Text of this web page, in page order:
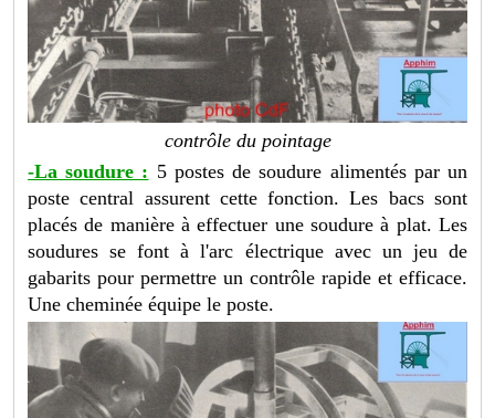
contrôle du pointage
-La soudure : 5 postes de soudure alimentés par un
poste central assurent cette fonction. Les bacs sont
placés de manière à effectuer une soudure à plat. Les
soudures se font à l'arc électrique avec un jeu de
gabarits pour permettre un contrôle rapide et efficace.
Une cheminée équipe le poste.